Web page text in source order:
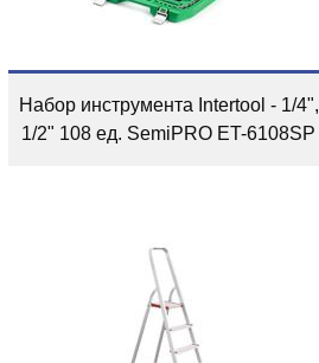
Набор инструмента Intertool - 1/4",
1/2" 108 ед. SemiPRO ET-6108SP